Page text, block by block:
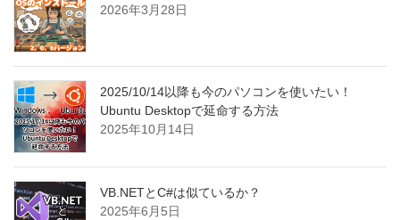
2026年3月28日
2025/10/14以降も今のパソコンを使いたい！
Ubuntu Desktopで延命する方法
2025年10月14日
VB.NETとC#は似ているか？
2025年6月5日